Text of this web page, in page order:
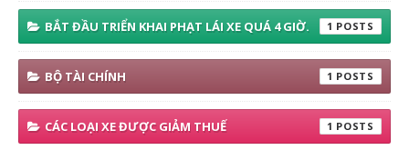
BẮT ĐẦU TRIỂN KHAI PHẠT LÁI XE QUÁ 4 GIỜ. 1
BỘ TÀI CHÍNH 1
CÁC LOẠI XE ĐƯỢC GIẢM THUẾ 1